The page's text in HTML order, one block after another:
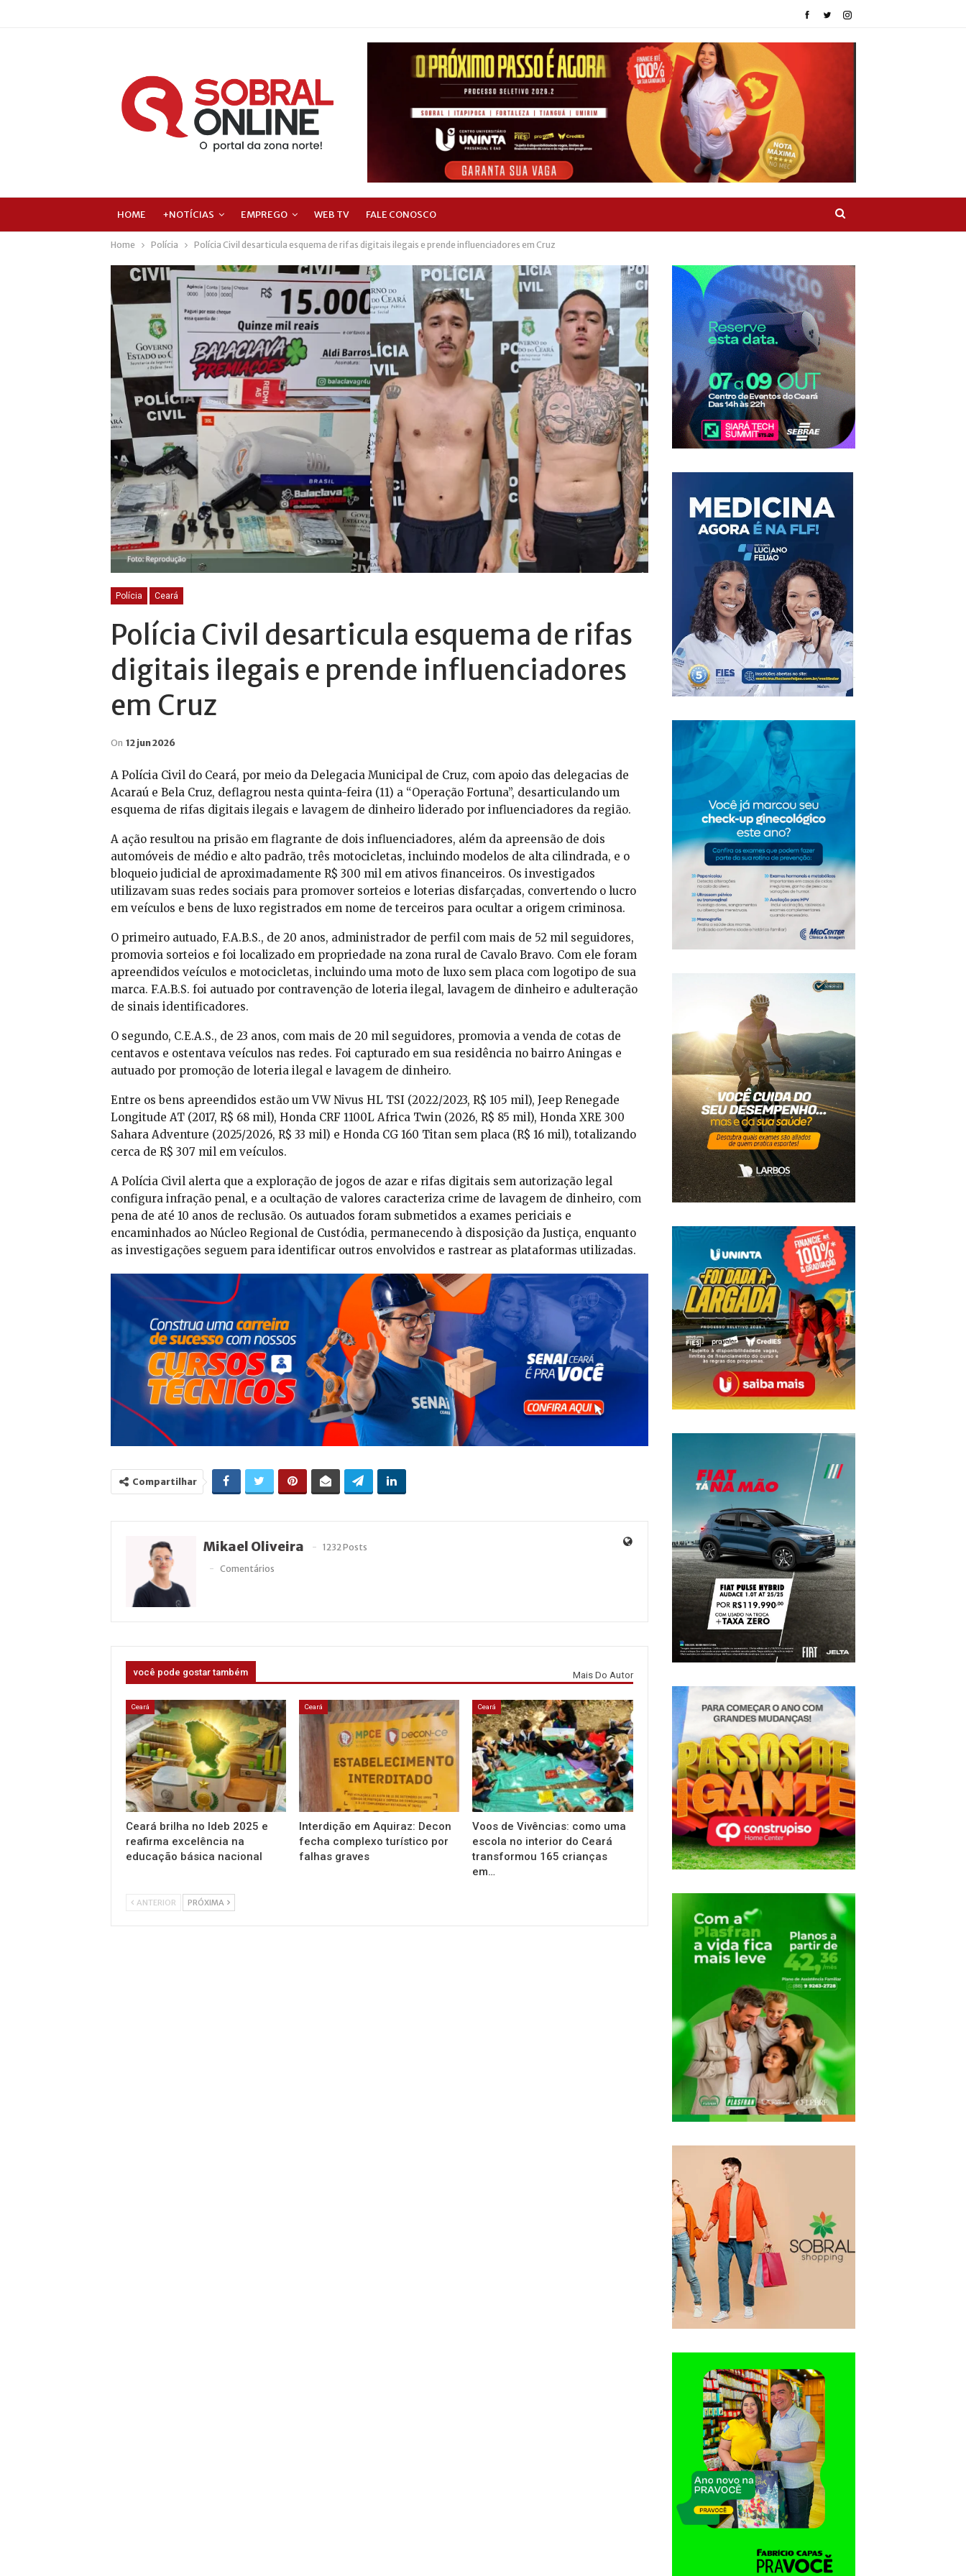
HOME +NOTÍCIAS EMPREGO WEB TV FALE CONOSCO
Home Polícia Polícia Civil desarticula esquema de rifas digitais ilegais e prende influenciadores em Cruz
Polícia Ceará
Polícia Civil desarticula esquema de rifas
digitais ilegais e prende influenciadores
em Cruz
On 12 jun 2026
A Polícia Civil do Ceará, por meio da Delegacia Municipal de Cruz, com apoio das delegacias de
Acaraú e Bela Cruz, deflagrou nesta quinta-feira (11) a “Operação Fortuna”, desarticulando um
esquema de rifas digitais ilegais e lavagem de dinheiro liderado por influenciadores da região.
A ação resultou na prisão em flagrante de dois influenciadores, além da apreensão de dois
automóveis de médio e alto padrão, três motocicletas, incluindo modelos de alta cilindrada, e o
bloqueio judicial de aproximadamente R$ 300 mil em ativos financeiros. Os investigados
utilizavam suas redes sociais para promover sorteios e loterias disfarçadas, convertendo o lucro
em veículos e bens de luxo registrados em nome de terceiros para ocultar a origem criminosa.
O primeiro autuado, F.A.B.S., de 20 anos, administrador de perfil com mais de 52 mil seguidores,
promovia sorteios e foi localizado em propriedade na zona rural de Cavalo Bravo. Com ele foram
apreendidos veículos e motocicletas, incluindo uma moto de luxo sem placa com logotipo de sua
marca. F.A.B.S. foi autuado por contravenção de loteria ilegal, lavagem de dinheiro e adulteração
de sinais identificadores.
O segundo, C.E.A.S., de 23 anos, com mais de 20 mil seguidores, promovia a venda de cotas de
centavos e ostentava veículos nas redes. Foi capturado em sua residência no bairro Aningas e
autuado por promoção de loteria ilegal e lavagem de dinheiro.
Entre os bens apreendidos estão um VW Nivus HL TSI (2022/2023, R$ 105 mil), Jeep Renegade
Longitude AT (2017, R$ 68 mil), Honda CRF 1100L Africa Twin (2026, R$ 85 mil), Honda XRE 300
Sahara Adventure (2025/2026, R$ 33 mil) e Honda CG 160 Titan sem placa (R$ 16 mil), totalizando
cerca de R$ 307 mil em veículos.
A Polícia Civil alerta que a exploração de jogos de azar e rifas digitais sem autorização legal
configura infração penal, e a ocultação de valores caracteriza crime de lavagem de dinheiro, com
pena de até 10 anos de reclusão. Os autuados foram submetidos a exames periciais e
encaminhados ao Núcleo Regional de Custódia, permanecendo à disposição da Justiça, enquanto
as investigações seguem para identificar outros envolvidos e rastrear as plataformas utilizadas.
Compartilhar
Mikael Oliveira
1232 Posts
Comentários
você pode gostar também Mais Do Autor
Ceará
Ceará brilha no Ideb 2025 e
reafirma excelência na
educação básica nacional
Ceará
Interdição em Aquiraz: Decon
fecha complexo turístico por
falhas graves
Ceará
Voos de Vivências: como uma
escola no interior do Ceará
transformou 165 crianças
em…
ANTERIOR PRÓXIMA